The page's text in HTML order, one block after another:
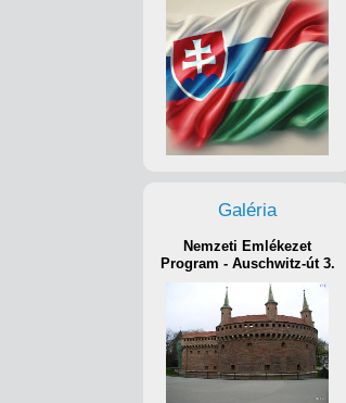
Galéria
Nemzeti Emlékezet
Program - Auschwitz-út 3.